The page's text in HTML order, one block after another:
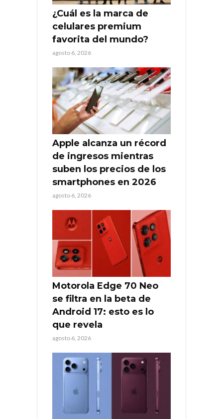
¿Cuál es la marca de
celulares premium
favorita del mundo?
agosto 6, 2026
Apple alcanza un récord
de ingresos mientras
suben los precios de los
smartphones en 2026
agosto 6, 2026
Motorola Edge 70 Neo
se filtra en la beta de
Android 17: esto es lo
que revela
agosto 6, 2026